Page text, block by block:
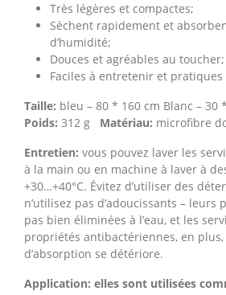
Très légères et compactes;
Sèchent rapidement et
d’humidité;
Douces et agréables au toucher;
Faciles à entretenir et
Taille: bleu – 80 * 160 cm Blanc – 30
Poids: 312 g Matériau: microfibre
Entretien: vous pouvez laver les
à la main ou en machine à laver à
+30…+40°C. Évitez d’utiliser des
n’utilisez pas d’adoucissants – leurs
pas bien éliminées à l’eau, et les
propriétés antibactériennes, en
d’absorption se détériore.
Application: elles sont utilisées